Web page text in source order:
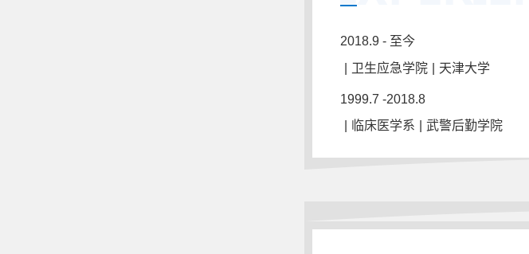
2018.9 - 至今
卫生应急学院 天津大学
1999.7 -2018.8
临床医学系 武警后勤学院